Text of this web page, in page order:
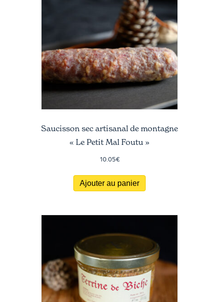
Saucisson sec artisanal de montagne
« Le Petit Mal Foutu »
10.05€
Ajouter au panier